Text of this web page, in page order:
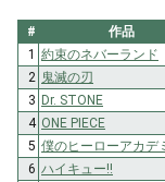
# 作品
1 約束のネバーランド
2 鬼滅の刃
3 Dr. STONE
4 ONE PIECE
5 僕のヒーローアカデ
6 ハイキュー!!